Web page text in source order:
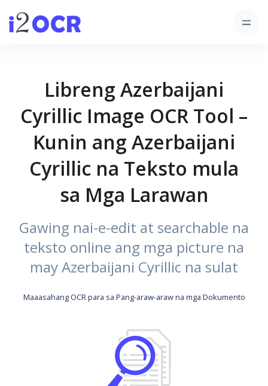
Libreng Azerbaijani
Cyrillic Image OCR Tool –
Kunin ang Azerbaijani
Cyrillic na Teksto mula
sa Mga Larawan
Gawing nai-e-edit at searchable na
teksto online ang mga picture na
may Azerbaijani Cyrillic na sulat
Maaasahang OCR para sa Pang-araw-araw na mga Dokumento